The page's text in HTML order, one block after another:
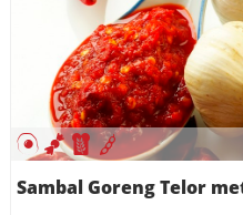
Sambal Goreng Telor